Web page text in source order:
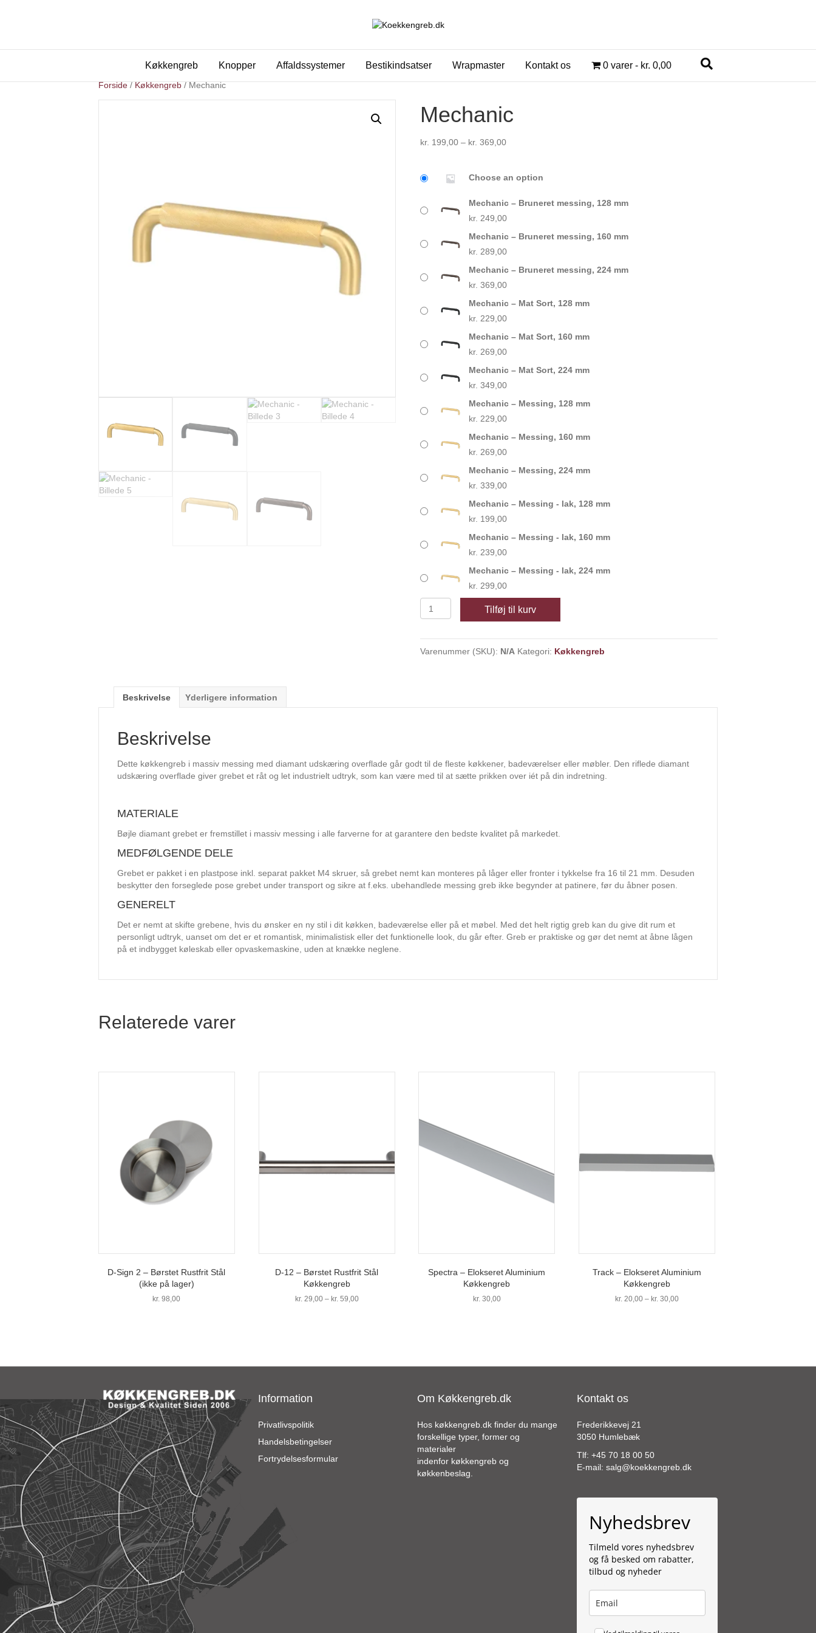
Køkkengreb Knopper Affaldssystemer Bestikindsatser Wrapmaster Kontakt os 0 varer kr. 0,00
Forside/Køkkengreb/ Mechanic
Mechanic
kr. 199,00 – kr. 369,00Prisinterval:
kr. 369,00
Choose an option
Mechanic – Bruneret messing, 128 mm
kr. 249,00
Mechanic – Bruneret messing, 160 mm
kr. 289,00
Mechanic – Bruneret messing, 224 mm
kr. 369,00
Mechanic – Mat Sort, 128 mm
kr. 229,00
Mechanic – Mat Sort, 160 mm
kr. 269,00
Mechanic – Mat Sort, 224 mm
kr. 349,00
Mechanic – Messing, 128 mm
kr. 229,00
Mechanic – Messing, 160 mm
kr. 269,00
Mechanic – Messing, 224 mm
kr. 339,00
Mechanic – Messing - lak, 128 mm
kr. 199,00
Mechanic – Messing - lak, 160 mm
kr. 239,00
Mechanic – Messing - lak, 224 mm
kr. 299,00
antal
Tilføj til kurv
Varenummer (SKU): N/A Kategori: Køkkengreb
Beskrivelse Yderligere information
Beskrivelse
Dette køkkengreb i massiv messing med diamant udskæring overflade går godt til de fleste køkkener, badeværelser eller møbler. Den riflede diamant
udskæring overflade giver grebet et råt og let industrielt udtryk, som kan være med til at sætte prikken over iét på din indretning.
MATERIALE
Bøjle diamant grebet er fremstillet i massiv messing i alle farverne for at garantere den bedste kvalitet på markedet.
MEDFØLGENDE DELE
Grebet er pakket i en plastpose inkl. separat pakket M4 skruer, så grebet nemt kan monteres på låger eller fronter i tykkelse fra 16 til 21 mm. Desuden
beskytter den forseglede pose grebet under transport og sikre at f.eks. ubehandlede messing greb ikke begynder at patinere, før du åbner posen.
GENERELT
Det er nemt at skifte grebene, hvis du ønsker en ny stil i dit køkken, badeværelse eller på et møbel. Med det helt rigtig greb kan du give dit rum et
personligt udtryk, uanset om det er et romantisk, minimalistisk eller det funktionelle look, du går efter. Greb er praktiske og gør det nemt at åbne lågen
på et indbygget køleskab eller opvaskemaskine, uden at knække neglene.
Relaterede varer
D-Sign 2 – Børstet Rustfrit Stål
(ikke på lager)
kr. 98,00
D-12 – Børstet Rustfrit Stål
Køkkengreb
kr.29,00 – kr.59,00Prisinterval:
Spectra – Elokseret Aluminium
Køkkengreb
kr.30,00
Track – Elokseret Aluminium
Køkkengreb
kr.20,00 – kr.30,00Prisinterval:
Information
Privatlivspolitik
Handelsbetingelser
Fortrydelsesformular
Om Køkkengreb.dk
Hos køkkengreb.dk finder du mange
forskellige typer, former og
materialer
indenfor køkkengreb og
køkkenbeslag.
Kontakt os
Frederikkevej 21
3050 Humlebæk
Tlf: +45 70 18 00 50
E-mail: salg@koekkengreb.dk
Nyhedsbrev
Tilmeld vores nyhedsbrev
og få besked om rabatter,
tilbud og nyheder